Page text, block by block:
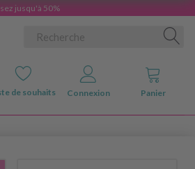
jusqu'à 50%
de souhaits Connexion Panier